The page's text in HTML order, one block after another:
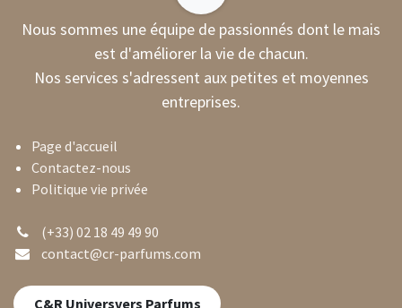
Nous sommes une équipe de passionnés dont le mais
est d'améliorer la vie de chacun.
Nos services s'adressent aux petites et moyennes
entreprises.
Page d'accueil
Contactez-nous
Politique vie privée
(+33) 02 18 49 49 90
contact@cr-parfums.com
C&R Univers​​vers Parfums